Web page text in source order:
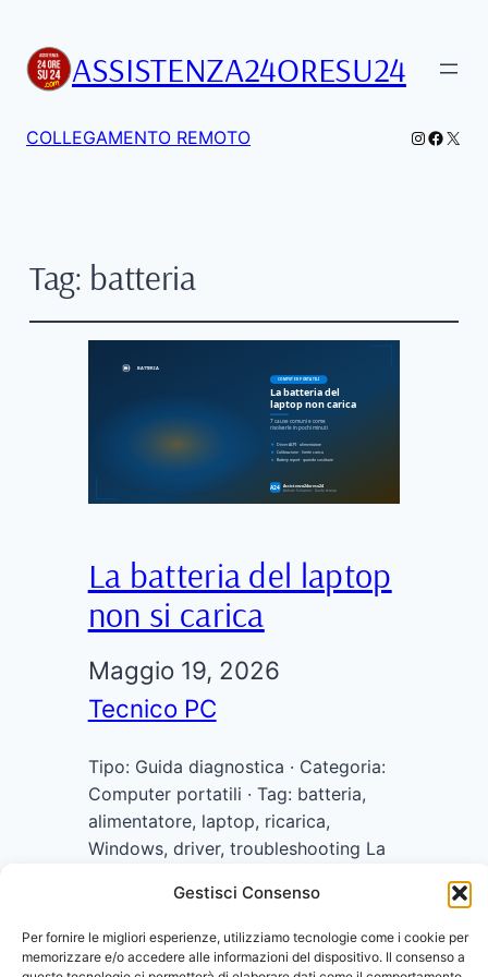
Gestisci Consenso
Per fornire le migliori esperienze, utilizziamo tecnologie come i cookie per
memorizzare e/o accedere alle informazioni del dispositivo. Il consenso a
ASSISTENZA24ORESU24
COLLEGAMENTO REMOTO X
Tag: batteria
La batteria del laptop
non si carica
Maggio 19, 2026
Tecnico PC
Tipo: Guida diagnostica · Categoria:
Computer portatili · Tag: batteria,
alimentatore, laptop, ricarica,
Windows, driver, troubleshooting La
cause comuni e come risolverle
Colleghi il caricatore, ma l’icona della
batteria mostra “collegato, non in